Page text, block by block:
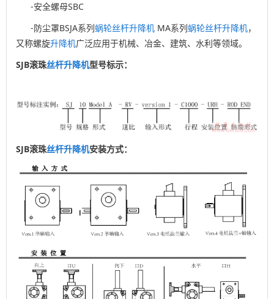
-安全螺母SBC
-防尘罩BSJA系列蜗轮丝杆升降机 MA系列蜗轮丝杆升降机，
又称螺旋升降机广泛应用于机械、冶金、建筑、水利等领域。
SJB滚珠丝杆升降机型号标示：
SJB滚珠丝杆升降机安装方式：